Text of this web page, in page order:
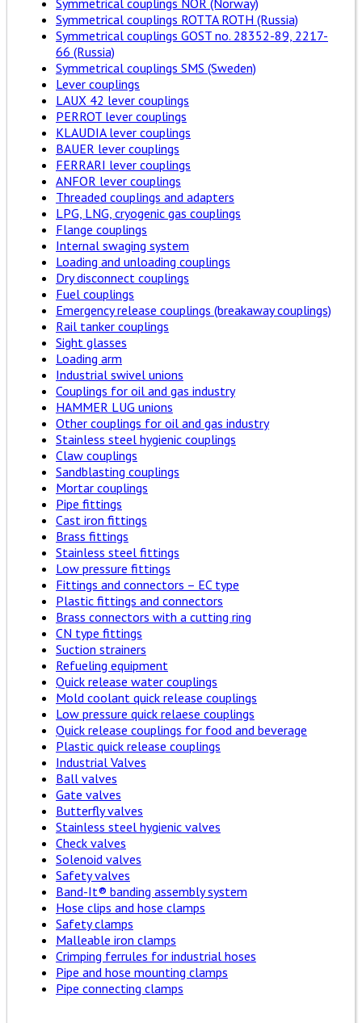
Symmetrical couplings NOR (Norway)
Symmetrical couplings ROTTA ROTH (Russia)
Symmetrical couplings GOST no. 28352-89, 2217-
66 (Russia)
Symmetrical couplings SMS (Sweden)
Lever couplings
LAUX 42 lever couplings
PERROT lever couplings
KLAUDIA lever couplings
BAUER lever couplings
FERRARI lever couplings
ANFOR lever couplings
Threaded couplings and adapters
LPG, LNG, cryogenic gas couplings
Flange couplings
Internal swaging system
Loading and unloading couplings
Dry disconnect couplings
Fuel couplings
Emergency release couplings (breakaway couplings)
Rail tanker couplings
Sight glasses
Loading arm
Industrial swivel unions
Couplings for oil and gas industry
HAMMER LUG unions
Other couplings for oil and gas industry
Stainless steel hygienic couplings
Claw couplings
Sandblasting couplings
Mortar couplings
Pipe fittings
Cast iron fittings
Brass fittings
Stainless steel fittings
Low pressure fittings
Fittings and connectors – EC type
Plastic fittings and connectors
Brass connectors with a cutting ring
CN type fittings
Suction strainers
Refueling equipment
Quick release water couplings
Mold coolant quick release couplings
Low pressure quick relaese couplings
Quick release couplings for food and beverage
Plastic quick release couplings
Industrial Valves
Ball valves
Gate valves
Butterfly valves
Stainless steel hygienic valves
Check valves
Solenoid valves
Safety valves
Band-It® banding assembly system
Hose clips and hose clamps
Safety clamps
Malleable iron clamps
Crimping ferrules for industrial hoses
Pipe and hose mounting clamps
Pipe connecting clamps